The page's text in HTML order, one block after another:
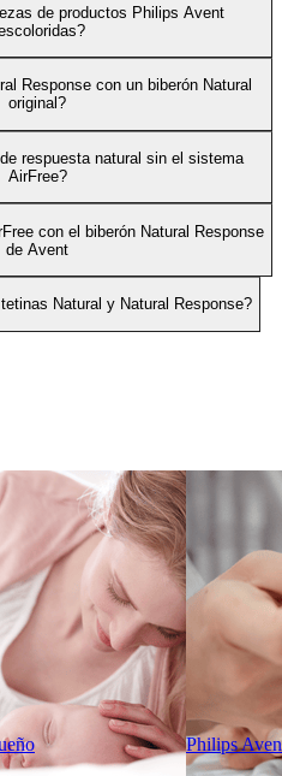
de productos Philips Avent
Response con un biberón Natural
original?
respuesta natural sin el sistema
AirFree?
con el biberón Natural Response
de Avent
Natural y Natural Response?
Philips